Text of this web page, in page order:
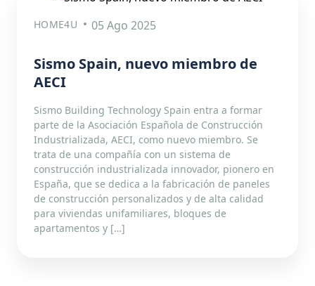
HOME4U 05 Ago 2025
Sismo Spain, nuevo miembro de
AECI
Sismo Building Technology Spain entra a formar
parte de la Asociación Española de Construcción
Industrializada, AECI, como nuevo miembro. Se
trata de una compañía con un sistema de
construcción industrializada innovador, pionero en
España, que se dedica a la fabricación de paneles
de construcción personalizados y de alta calidad
para viviendas unifamiliares, bloques de
apartamentos y […]